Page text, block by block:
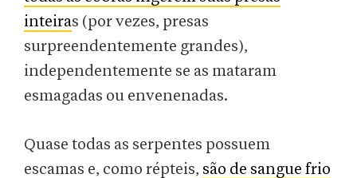
inteiras (por vezes, presas
surpreendentemente grandes),
independentemente se as mataram
esmagadas ou envenenadas.
Quase todas as serpentes possuem
escamas e, como répteis, são de sangue frio